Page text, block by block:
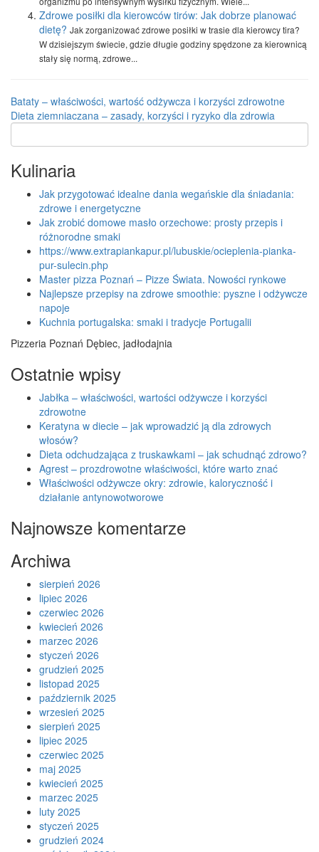
Zdrowe posiłki dla kierowców tirów: Jak dobrze planować
dietę? Jak zorganizować zdrowe posiłki w trasie dla kierowcy tira?
W dzisiejszym świecie, gdzie długie godziny spędzone za kierownicą
stały się normą, zdrowe...
Bataty – właściwości, wartość odżywcza i korzyści zdrowotne
Dieta ziemniaczana – zasady, korzyści i ryzyko dla zdrowia
Kulinaria
Jak przygotować idealne dania wegańskie dla śniadania:
zdrowe i energetyczne
Jak zrobić domowe masło orzechowe: prosty przepis i
różnorodne smaki
https://www.extrapiankapur.pl/lubuskie/ocieplenia-pianka-
pur-sulecin.php
Master pizza Poznań – Pizze Świata. Nowości rynkowe
Najlepsze przepisy na zdrowe smoothie: pyszne i odżywcze
napoje
Kuchnia portugalska: smaki i tradycje Portugalii
Pizzeria Poznań Dębiec, jadłodajnia
Ostatnie wpisy
Jabłka – właściwości, wartości odżywcze i korzyści
zdrowotne
Keratyna w diecie – jak wprowadzić ją dla zdrowych
włosów?
Dieta odchudzająca z truskawkami – jak schudnąć zdrowo?
Agrest – prozdrowotne właściwości, które warto znać
Właściwości odżywcze okry: zdrowie, kaloryczność i
działanie antynowotworowe
Najnowsze komentarze
Archiwa
sierpień 2026
lipiec 2026
czerwiec 2026
kwiecień 2026
marzec 2026
styczeń 2026
grudzień 2025
listopad 2025
październik 2025
wrzesień 2025
sierpień 2025
lipiec 2025
czerwiec 2025
maj 2025
kwiecień 2025
marzec 2025
luty 2025
styczeń 2025
grudzień 2024